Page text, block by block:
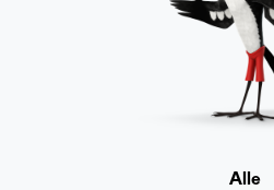
Alle